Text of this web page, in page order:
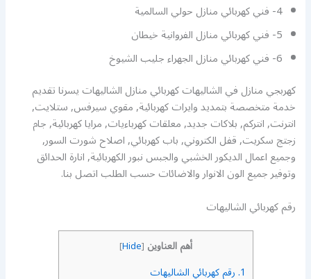
4- فني كهربائي منازل حولي السالمية
5- فني كهربائي منازل الفروانية خيطان
6- فني كهربائي منازل الجهراء جليب الشيوخ
كهربجي منازل في الشاليهات كهربائي منازل الشاليهات يسرنا تقديم
خدمة متخصصة بتمديد وايرات كهربائية, مقوي سيرفس, ستلايت,
انترنت, انتركم, بلاكات جديد, معلقات كهرباءيات, مرايا كهربائية, جام
زجتج سكريت, قفل الكتروني, باب كهربائي, اصلاح شورت السور,
وجميع اعمال الديكور الخشبي والجبس نبور الكهربائية, انارة الحدائق
وتوفير جميع الون الانوار والاضائات حسب الطلب اتصل بنا.
رقم كهربائي الشاليهات
أهم العناوين [
Hide
]
1. رقم كهربائي الشاليهات